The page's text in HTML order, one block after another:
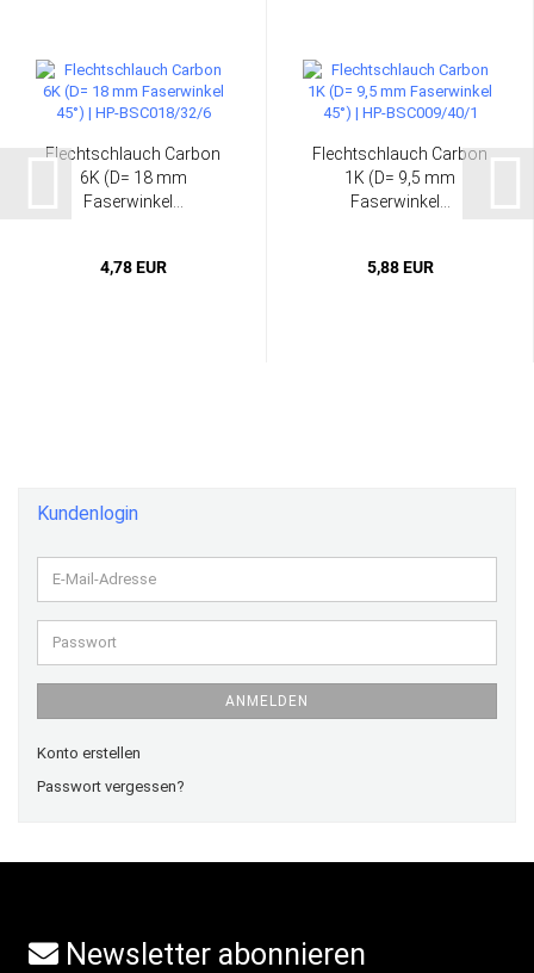
Flechtschlauch Carbon
6K (D= 18 mm
Faserwinkel...
4,78 EUR
Flechtschlauch Carbon
1K (D= 9,5 mm
Faserwinkel...
5,88 EUR
Kundenlogin
E-
Mail-
Adresse
Passwort
ANMELDEN
Konto erstellen
Passwort vergessen?
Newsletter abonnieren